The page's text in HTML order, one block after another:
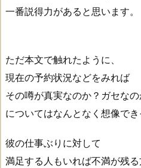
一番説得力があると思います。
ただ本文で触れたように、
現在の予約状況などをみれば
その噂が真実なのか？ガセなの
についてはなんとなく想像でき
彼の仕事ぶりに対して
満足する人もいれば不満が残